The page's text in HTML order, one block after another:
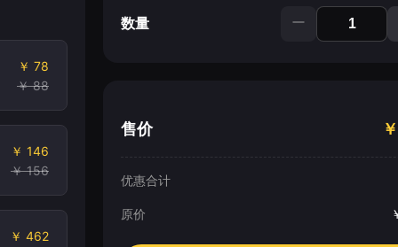
￥ 78
￥ 88
￥ 146
￥ 156
￥ 462
数量
售价 ￥
优惠合计
原价